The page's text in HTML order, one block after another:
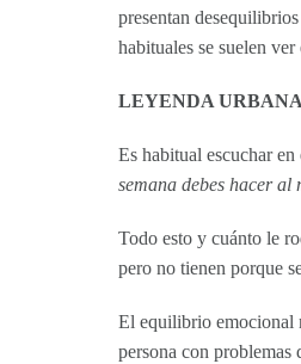
presentan
habituales se suelen
LEYENDA URBANA
Es habitual escuchar
semana debes hacer al
Todo esto y cuánto le
pero no tienen porque
El equilibrio emocional
persona con